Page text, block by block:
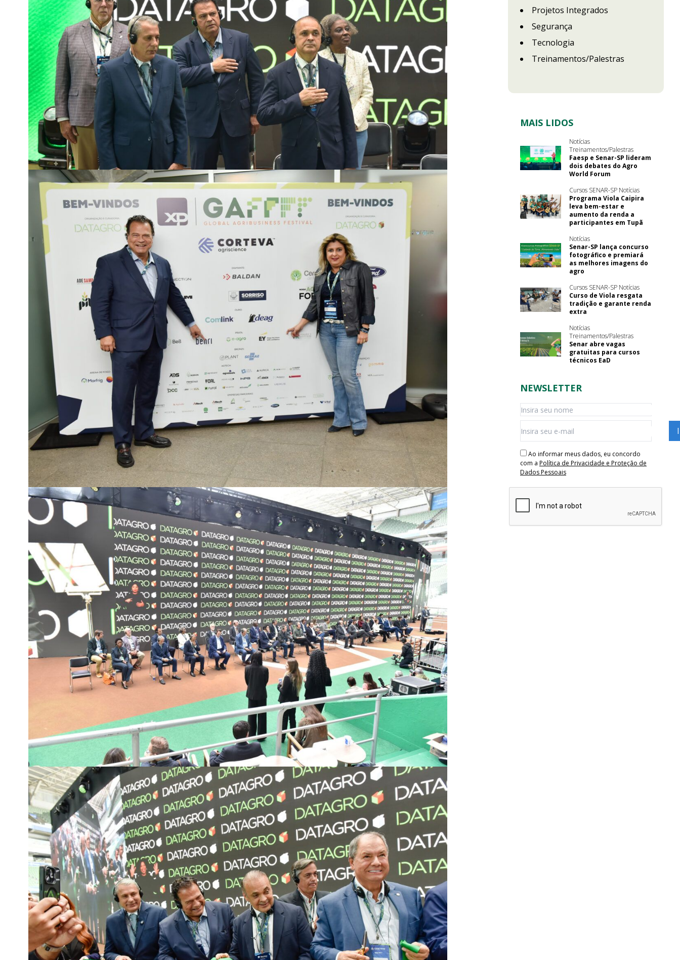
Projetos Integrados
Segurança
Tecnologia
Treinamentos/Palestras
MAIS LIDOS
Notícias
Treinamentos/Palestras
Faesp e Senar-SP lideram
dois debates do Agro
World Forum
Cursos SENAR-SP Notícias
Programa Viola Caipira
leva bem-estar e
aumento da renda a
participantes em Tupã
Notícias
Senar-SP lança concurso
fotográfico e premiará
as melhores imagens do
agro
Cursos SENAR-SP Notícias
Curso de Viola resgata
tradição e garante renda
extra
Notícias
Treinamentos/Palestras
Senar abre vagas
gratuitas para cursos
técnicos EaD
NEWSLETTER
Ao informar meus dados, eu concordo
com a Política de Privacidade e Proteção de
Dados Pessoais